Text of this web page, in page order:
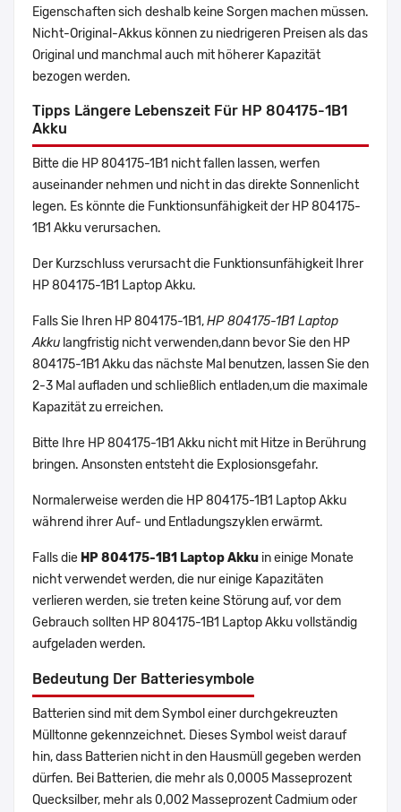
Eigenschaften sich deshalb keine Sorgen machen müssen.
Nicht-Original-Akkus können zu niedrigeren Preisen als das
Original und manchmal auch mit höherer Kapazität
bezogen werden.
Tipps Längere Lebenszeit Für HP 804175-1B1
Akku
Bitte die HP 804175-1B1 nicht fallen lassen, werfen
auseinander nehmen und nicht in das direkte Sonnenlicht
legen. Es könnte die Funktionsunfähigkeit der HP 804175-
1B1 Akku verursachen.
Der Kurzschluss verursacht die Funktionsunfähigkeit Ihrer
HP 804175-1B1 Laptop Akku.
Falls Sie Ihren HP 804175-1B1,HP 804175-1B1 Laptop
Akku langfristig nicht verwenden,dann bevor Sie den HP
804175-1B1 Akku das nächste Mal benutzen, lassen Sie den
2-3 Mal aufladen und schließlich entladen,um die maximale
Kapazität zu erreichen.
Bitte Ihre HP 804175-1B1 Akku nicht mit Hitze in Berührung
bringen. Ansonsten entsteht die Explosionsgefahr.
Normalerweise werden die HP 804175-1B1 Laptop Akku
während ihrer Auf- und Entladungszyklen erwärmt.
Falls die HP 804175-1B1 Laptop Akku in einige Monate
nicht verwendet werden, die nur einige Kapazitäten
verlieren werden, sie treten keine Störung auf, vor dem
Gebrauch sollten HP 804175-1B1 Laptop Akku vollständig
aufgeladen werden.
Bedeutung Der Batteriesymbole
Batterien sind mit dem Symbol einer durchgekreuzten
Mülltonne gekennzeichnet. Dieses Symbol weist darauf
hin, dass Batterien nicht in den Hausmüll gegeben werden
dürfen. Bei Batterien, die mehr als 0,0005 Masseprozent
Quecksilber, mehr als 0,002 Masseprozent Cadmium oder